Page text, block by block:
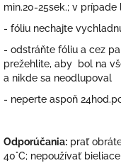
min.20-25sek.; v prípade
- fóliu nechajte
- odstráňte fóliu a cez
prežehlite, aby bol na
a nikde sa neodlupoval
- neperte aspoň
Odporúčania: prať
40°C; nepoužívať